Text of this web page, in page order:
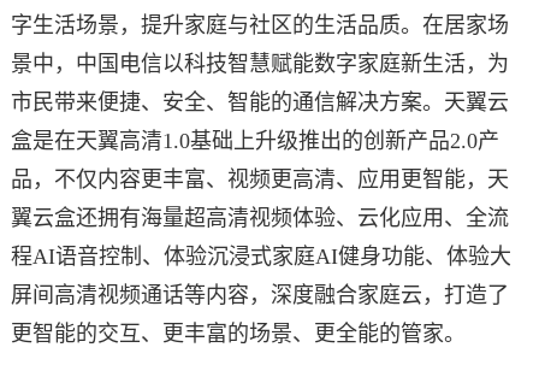
字生活场景，提升家庭与社区的生活品质。在居家场
景中，中国电信以科技智慧赋能数字家庭新生活，为
市民带来便捷、安全、智能的通信解决方案。天翼云
盒是在天翼高清1.0基础上升级推出的创新产品2.0产
品，不仅内容更丰富、视频更高清、应用更智能，天
翼云盒还拥有海量超高清视频体验、云化应用、全流
程AI语音控制、体验沉浸式家庭AI健身功能、体验大
屏间高清视频通话等内容，深度融合家庭云，打造了
更智能的交互、更丰富的场景、更全能的管家。